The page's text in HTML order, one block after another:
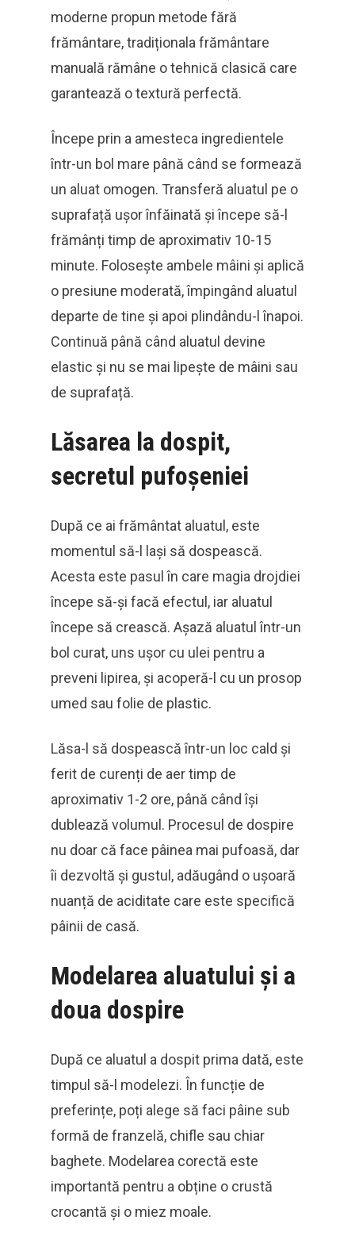
moderne propun metode fără
frământare, tradiționala frământare
manuală rămâne o tehnică clasică care
garantează o textură perfectă.
Începe prin a amesteca ingredientele
într-un bol mare până când se formează
un aluat omogen. Transferă aluatul pe o
suprafață ușor înfăinată și începe să-l
frămânți timp de aproximativ 10-15
minute. Folosește ambele mâini și aplică
o presiune moderată, împingând aluatul
departe de tine și apoi plindându-l înapoi.
Continuă până când aluatul devine
elastic și nu se mai lipește de mâini sau
de suprafață.
Lăsarea la dospit,
secretul pufoșeniei
După ce ai frământat aluatul, este
momentul să-l lași să dospească.
Acesta este pasul în care magia drojdiei
începe să-și facă efectul, iar aluatul
începe să crească. Așază aluatul într-un
bol curat, uns ușor cu ulei pentru a
preveni lipirea, și acoperă-l cu un prosop
umed sau folie de plastic.
Lăsa-l să dospească într-un loc cald și
ferit de curenți de aer timp de
aproximativ 1-2 ore, până când își
dublează volumul. Procesul de dospire
nu doar că face pâinea mai pufoasă, dar
îi dezvoltă și gustul, adăugând o ușoară
nuanță de aciditate care este specifică
pâinii de casă.
Modelarea aluatului și a
doua dospire
După ce aluatul a dospit prima dată, este
timpul să-l modelezi. În funcție de
preferințe, poți alege să faci pâine sub
formă de franzelă, chifle sau chiar
baghete. Modelarea corectă este
importantă pentru a obține o crustă
crocantă și o miez moale.